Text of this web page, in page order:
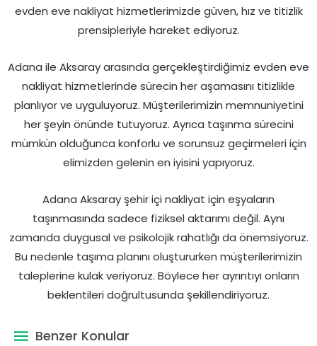
evden eve nakliyat hizmetlerimizde güven, hız ve titizlik
prensipleriyle hareket ediyoruz.
Adana ile Aksaray arasında gerçekleştirdiğimiz evden eve
nakliyat hizmetlerinde sürecin her aşamasını titizlikle
planlıyor ve uyguluyoruz. Müşterilerimizin memnuniyetini
her şeyin önünde tutuyoruz. Ayrıca taşınma sürecini
mümkün olduğunca konforlu ve sorunsuz geçirmeleri için
elimizden gelenin en iyisini yapıyoruz.
Adana Aksaray şehir içi nakliyat için eşyaların
taşınmasında sadece fiziksel aktarımı değil. Aynı
zamanda duygusal ve psikolojik rahatlığı da önemsiyoruz.
Bu nedenle taşıma planını oluştururken müşterilerimizin
taleplerine kulak veriyoruz. Böylece her ayrıntıyı onların
beklentileri doğrultusunda şekillendiriyoruz.
Benzer Konular